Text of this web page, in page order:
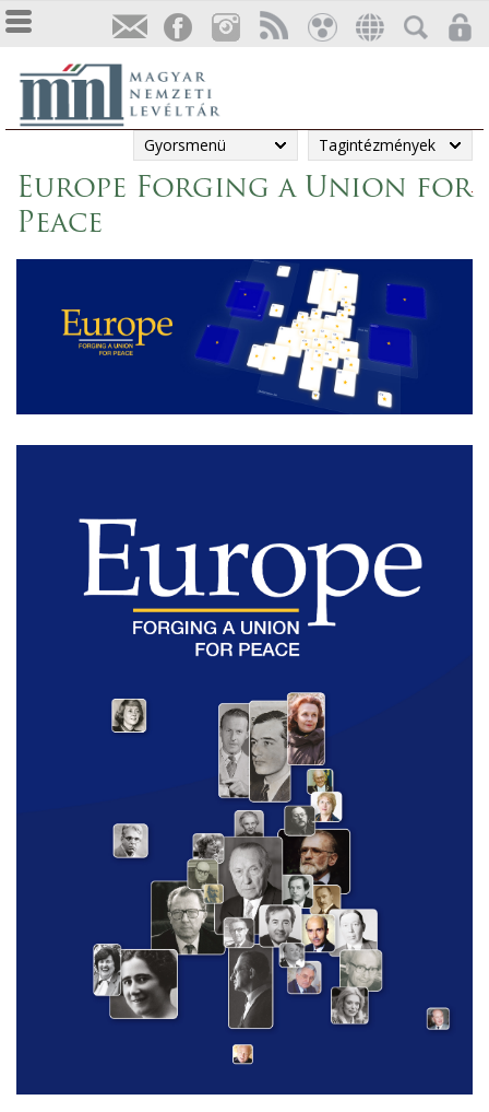
Gyorsmenü Tagintézmények
Europe Forging a Union for
Peace